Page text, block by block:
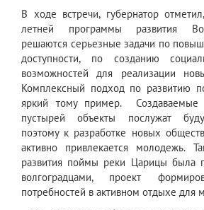
В ходе встречи, губернатор
летней программы развития
решаются серьезные задачи по
доступности, по созданию
возможностей для реализации
Комплексный подход по развитию
яркий тому пример.
пустырей объекты послужат
поэтому к разработке новых
активно привлекается молодежь.
развития поймы реки Царицы была
волгоградцами, проект
потребностей в активном отдыхе для